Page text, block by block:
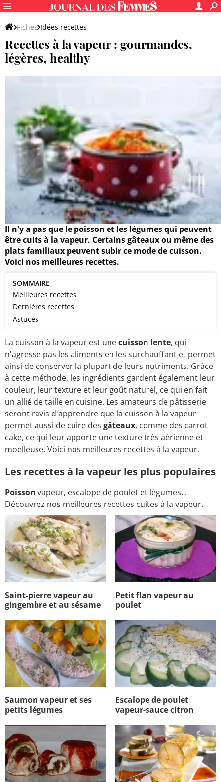
Fiches Idées recettes
Recettes par modes de cuisson ou de préparation
Recettes à la vapeur : gourmandes,
légères, healthy
Il n'y a pas que le poisson et les légumes qui peuvent
être cuits à la vapeur. Certains gâteaux ou même des
plats familiaux peuvent subir ce mode de cuisson.
Voici nos meilleures recettes.
SOMMAIRE
Meilleures recettes
Dernières recettes
Astuces
La cuisson à la vapeur est unecuisson lente, qui
n'agresse pas les aliments en les surchauffant et permet
ainsi de conserver la plupart de leurs nutriments. Grâce
à cette méthode, les ingrédients gardent également leur
couleur, leur texture et leur goût naturel, ce qui en fait
un allié de taille en cuisine. Les amateurs de pâtisserie
seront ravis d'apprendre que la cuisson à la vapeur
permet aussi de cuire des gâteaux, comme des carrot
cake, ce qui leur apporte une texture très aérienne et
moelleuse. Voici nos meilleures recettes à la vapeur.
Les recettes à la vapeur les plus populaires
Poisson vapeur, escalope de poulet et légumes...
Découvrez nos meilleures recettes cuites à la vapeur.
Saint-pierre vapeur au
gingembre et au sésame
Petit flan vapeur au
poulet
Saumon vapeur et ses
petits légumes
Escalope de poulet
vapeur-sauce citron